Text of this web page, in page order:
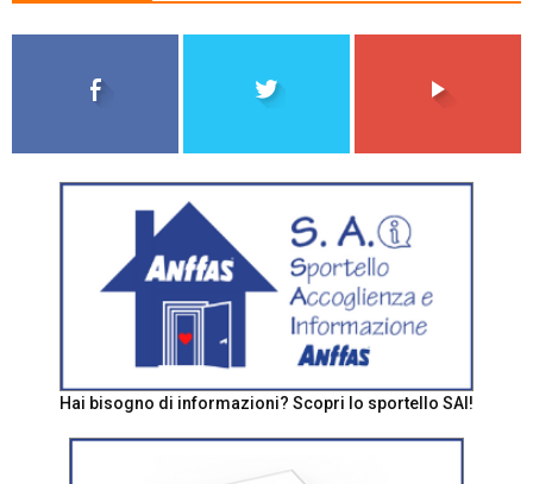
Hai bisogno di informazioni? Scopri lo sportello SAI!